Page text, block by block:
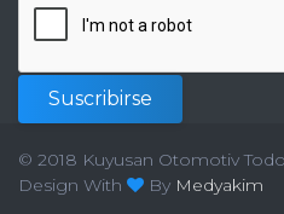
Suscribirse
© 2018 Kuyusan Otomotiv
Design With
By Medyakim